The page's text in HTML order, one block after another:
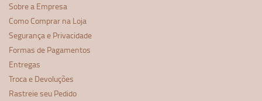
Sobre a Empresa
Como Comprar na Loja
Segurança e Privacidade
Formas de Pagamentos
Entregas
Troca e Devoluções
Rastreie seu Pedido